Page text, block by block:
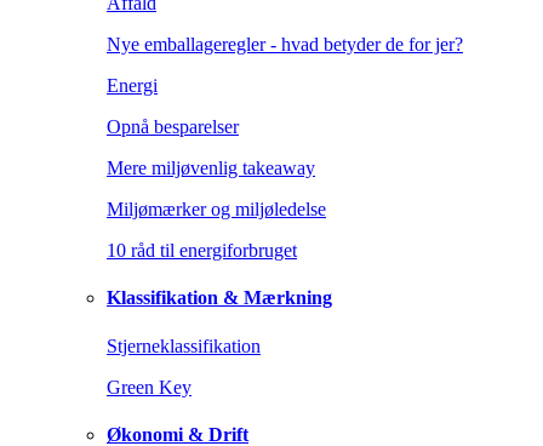
Nye emballageregler - hvad betyder de for jer?
Energi
Opnå besparelser
Mere miljøvenlig takeaway
Miljømærker og miljøledelse
10 råd til energiforbruget
Klassifikation & Mærkning
Stjerneklassifikation
Green Key
Økonomi & Drift